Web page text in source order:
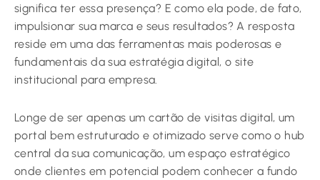
significa ter essa presença? E como ela pode, de fato,
impulsionar sua marca e seus resultados? A resposta
reside em uma das ferramentas mais poderosas e
fundamentais da sua estratégia digital, o site
institucional para empresa.
Longe de ser apenas um cartão de visitas digital, um
portal bem estruturado e otimizado serve como o hub
central da sua comunicação, um espaço estratégico
onde clientes em potencial podem conhecer a fundo